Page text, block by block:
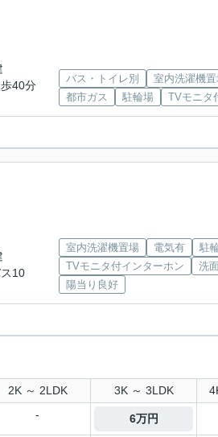
歩40分
バス・トイレ別 室内洗濯機
都市ガス
駐輪場 TVモニタ
ス10
室内洗濯機置場 電気有
駐
TVモニタ付インターホン
洗
陽当り良好
2K ～ 2LDK 3K ～ 3LDK
- 6万円